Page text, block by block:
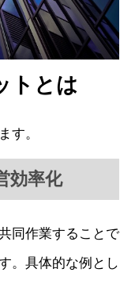
トとは
す。
効率化
同作業することで
。具体的な例とし